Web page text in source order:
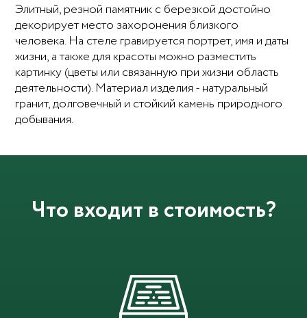
Элитный, резной памятник с березкой достойно
декорирует место захоронения близкого
человека. На стеле гравируется портрет, имя и даты
жизни, а также для красоты можно разместить
картинку (цветы или связанную при жизни область
деятельности). Материал изделия - натуральный
гранит, долговечный и стойкий камень природного
добывания.
Что входит в стоимость?